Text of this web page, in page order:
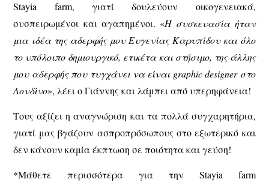
Stayia farm, γιατί δουλεύουν οικογενειακά,
συσπειρωμένοι και αγαπημένοι. «Η συσκευασία ήταν
μια ιδέα της αδερφής μου Ευγενίας Καρυπίδου και όλο
το υπόλοιπο δημιουργικό, ετικέτα και στήσιμο, της άλλης
μου αδερφής που τυγχάνει να είναι graphic designer στο
Λονδίνο», λέει ο Γιάννης και λάμπει από υπερηφάνεια!
Τους αξίζει η αναγνώριση και τα πολλά συγχαρητήρια,
γιατί μας βγάζουν ασπροπρόσωπους στο εξωτερικό και
δεν κάνουν καμία έκπτωση σε ποιότητα και γεύση!
*Μάθετε περισσότερα για την Stayia farm